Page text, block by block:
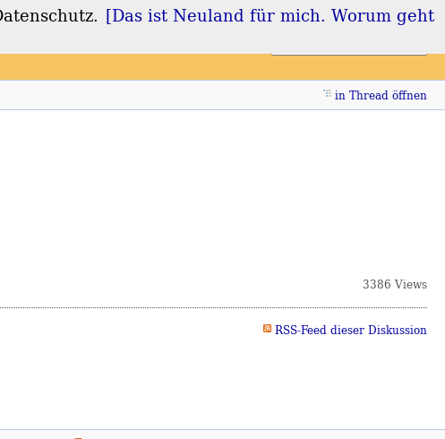
Login Registrieren
in Thread öffnen
3386 Views
RSS-Feed dieser Diskussion
[Das ist Neuland für mich. Worum geht